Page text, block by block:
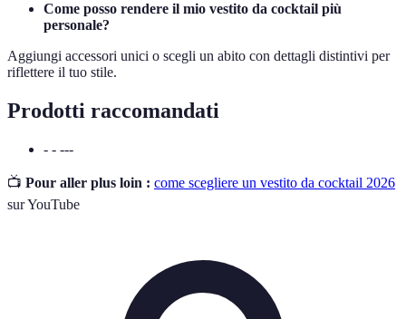
Come posso rendere il mio vestito da cocktail più
personale?
Aggiungi accessori unici o scegli un abito con dettagli distintivi per
riflettere il tuo stile.
Prodotti raccomandati
- - ---
📺 Pour aller plus loin : come scegliere un vestito da cocktail 2026
sur YouTube